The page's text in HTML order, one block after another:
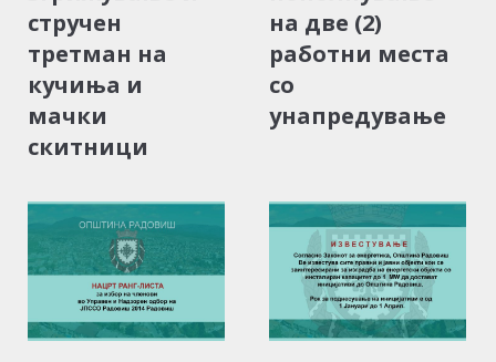
стручен
третман на
кучиња и
мачки
скитници
на две (2)
работни места
со
унапредување